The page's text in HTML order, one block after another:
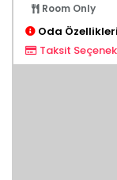
Room Only
Oda Özellikleri
Taksit